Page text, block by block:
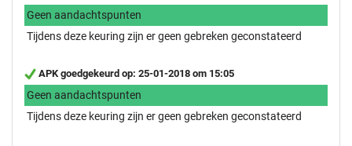
Geen aandachtspunten
Tijdens deze keuring zijn er geen gebreken geconstateerd
APK goedgekeurd op: 25-01-2018 om 15:05
Geen aandachtspunten
Tijdens deze keuring zijn er geen gebreken geconstateerd